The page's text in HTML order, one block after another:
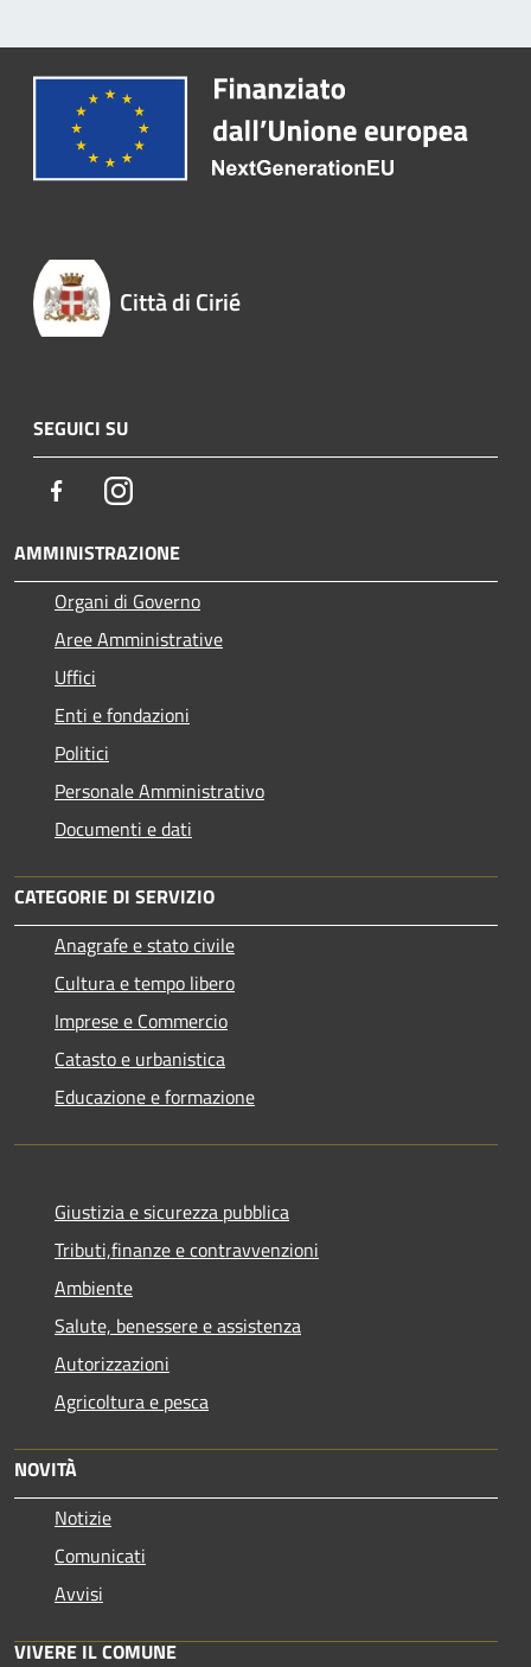
Città di Cirié
SEGUICI SU
FacebookInstagram
AMMINISTRAZIONE
Organi di Governo
Aree Amministrative
Uffici
Enti e fondazioni
Politici
Personale Amministrativo
Documenti e dati
CATEGORIE DI SERVIZIO
Anagrafe e stato civile
Cultura e tempo libero
Imprese e Commercio
Catasto e urbanistica
Educazione e formazione
Giustizia e sicurezza pubblica
Tributi,finanze e contravvenzioni
Ambiente
Salute, benessere e assistenza
Autorizzazioni
Agricoltura e pesca
NOVITÀ
Notizie
Comunicati
Avvisi
VIVERE IL COMUNE